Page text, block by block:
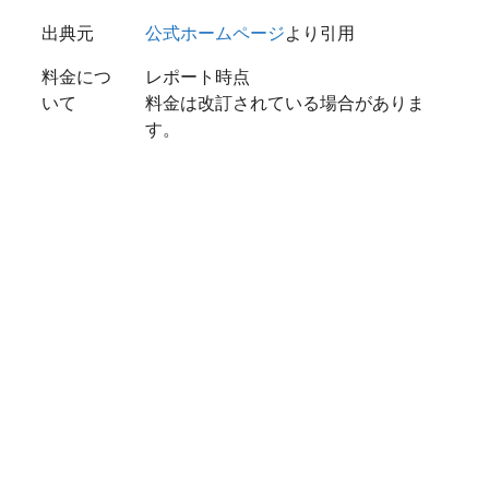
出典元
公式ホームページより引用
料金につ
いて
レポート時点
料金は改訂されている場合がありま
す。